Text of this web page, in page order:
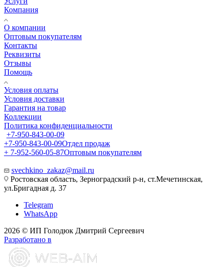
Компания
О компании
Оптовым покупателям
Контакты
Реквизиты
Отзывы
Помощь
Условия оплаты
Условия доставки
Гарантия на товар
Коллекции
Политика конфиденциальности
+7-950-843-00-09
+7-950-843-00-09Отдел продаж
+ 7-952-560-05-87Оптовым покупателям
svechkino_zakaz@mail.ru
Ростовская область, Зерноградский р-н, ст.Мечетинская,
ул.Бригадная д. 37
Telegram
WhatsApp
2026 © ИП Голодюк Дмитрий Сергеевич
Разработано в